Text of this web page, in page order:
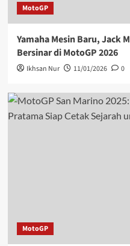
MotoGP
Yamaha Mesin Baru, Jack
Bersinar di MotoGP 2026
Ikhsan Nur 11/01/2026 0
MotoGP